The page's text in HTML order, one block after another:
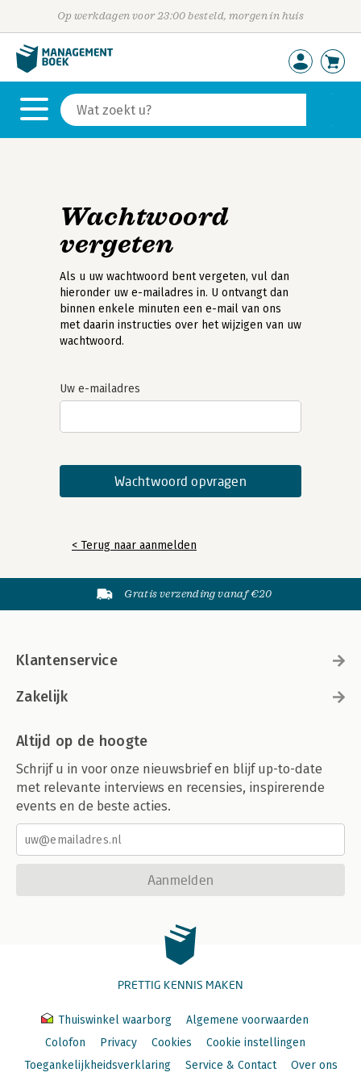
Op werkdagen voor 23:00 besteld, morgen in huis
Wachtwoord
vergeten
Als u uw wachtwoord bent vergeten, vul dan
hieronder uw e-mailadres in. U ontvangt dan
binnen enkele minuten een e-mail van ons
met daarin instructies over het wijzigen van uw
wachtwoord.
Uw e-mailadres
< Terug naar aanmelden
Gratis verzending vanaf €20
Klantenservice
Zakelijk
Altijd op de hoogte
Schrijf u in voor onze nieuwsbrief en blijf up-to-date
met relevante interviews en recensies, inspirerende
events en de beste acties.
Aanmelden
PRETTIG KENNIS MAKEN
Thuiswinkel waarborg
Algemene voorwaarden
Colofon
Privacy Cookies
Cookie instellingen
Toegankelijkheidsverklaring
Service & Contact Over ons